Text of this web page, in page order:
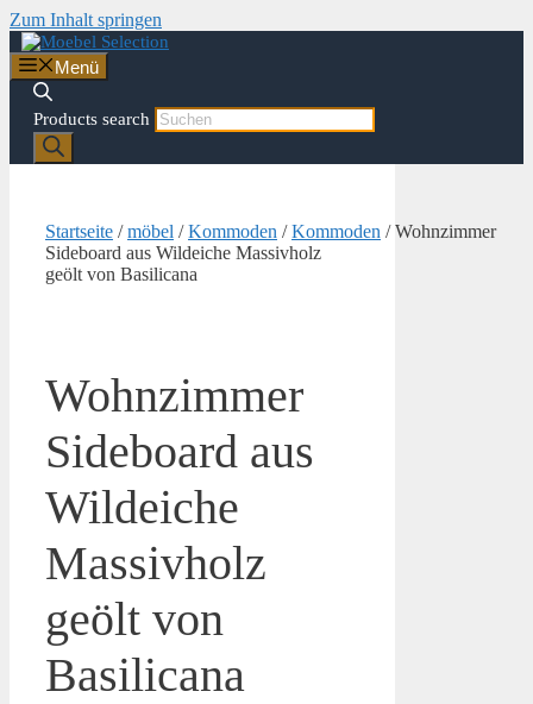
Zum Inhalt springen
Menü
Products search
Startseite /möbel /Kommoden /Kommoden / Wohnzimmer
Sideboard aus Wildeiche Massivholz
geölt von Basilicana
Wohnzimmer
Sideboard aus
Wildeiche
Massivholz
geölt von
Basilicana